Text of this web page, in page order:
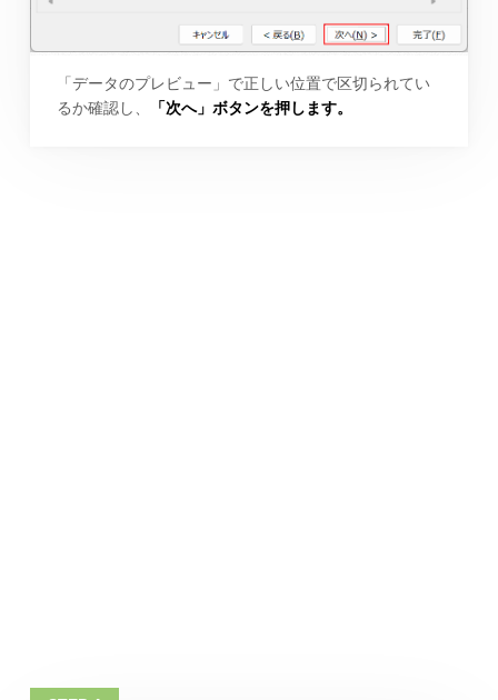
「データのプレビュー」で正しい位置で区切られてい
るか確認し、
「次へ」ボタンを押します。